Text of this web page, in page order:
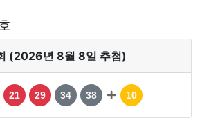
(2026년 8월 8일 추첨)
21 29 34 38 10